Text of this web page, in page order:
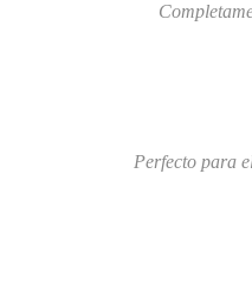
Perfecto para